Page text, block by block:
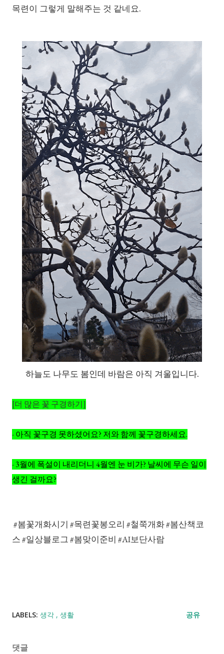
목련이 그렇게 말해주는 것 같네요.
하늘도 나무도 봄인데 바람은 아직 겨울입니다.
[더 많은 꽃 구경하기]
-아직 꽃구경 못하셨어요? 저와 함께 꽃구경하세요.
-3월에 폭설이 내리더니 4월엔 눈 비가? 날씨에 무슨 일이
생긴 걸까요?
#봄꽃개화시기 #목련꽃봉오리 #철쭉개화 #봄산책코
스 #일상블로그 #봄맞이준비 #AI보단사람
LABELS: 생각 생활 공유
댓글